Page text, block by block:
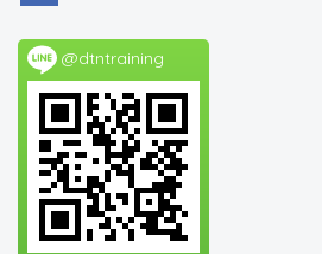
@dtntraining